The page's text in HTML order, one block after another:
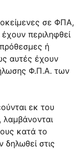
σε ΦΠΑ,
περιληφθεί
ή
αυτές έχουν
Φ.Π.Α. των
εκ του
κατά το
στις